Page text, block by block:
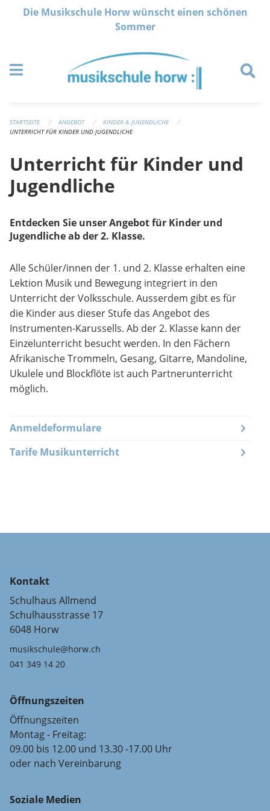
Navigation überspringen
Die Musikschule Horw wünscht einen schönen
Sommer
STARTSEITE ANGEBOT
KINDER & JUGENDLICHE
UNTERRICHT FÜR KINDER UND JUGENDLICHE
Unterricht für Kinder und
Jugendliche
Entdecken Sie unser Angebot für Kinder und
Jugendliche ab der 2. Klasse.
Alle Schüler/innen der 1. und 2. Klasse erhalten eine
Lektion Musik und Bewegung integriert in den
Unterricht der Volksschule. Ausserdem gibt es für
die Kinder aus dieser Stufe das Angebot des
Instrumenten-Karussells. Ab der 2. Klasse kann der
Einzelunterricht besucht werden. In den Fächern
Afrikanische Trommeln, Gesang, Gitarre, Mandoline,
Ukulele und Blockflöte ist auch Partnerunterricht
möglich.
Anmeldeformulare
Tarife Musikunterricht
Kontakt
Schulhaus Allmend
Schulhausstrasse 17
6048 Horw
musikschule@horw.ch
041 349 14 20
Öffnungszeiten
Öffnungszeiten
Montag - Freitag:
09.00 bis 12.00 und 13.30 -17.00 Uhr
oder nach Vereinbarung
Soziale Medien